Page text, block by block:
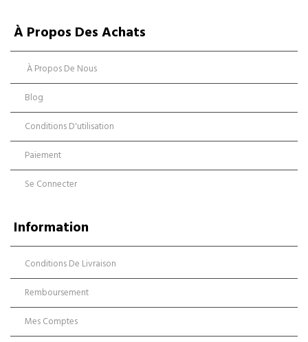
À Propos Des Achats
À Propos De Nous
Blog
Conditions D'utilisation
Paiement
Se Connecter
Information
Conditions De Livraison
Remboursement
Mes Comptes